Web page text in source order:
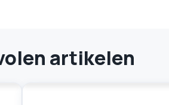
artikelen